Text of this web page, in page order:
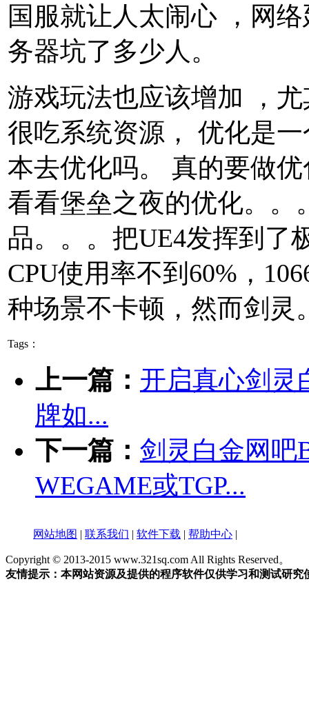
国服就让人太闹心 ，网
务器坑了多少人。
游戏玩法也应该增加 ，
很吃系统资源， 优化是
本去优化吗。 真的要做
看看堡垒之夜的优化。。
品。。。把UE4发挥到了
CPU使用率不到60%，
种场景不卡顿，然而剑灵
Tags：
上一篇： 开启真心剑灵
牌如...
下一篇： 剑灵白金网吧
WEGAME或TGP...
网站地图 | 联系我们 | 软件下载 | 帮助中心 |
Copyright © 2013-2015 www.321sq.com All Rights Reserved。
友情提示：本网站资源及提供的程序软件仅供学习和测试研